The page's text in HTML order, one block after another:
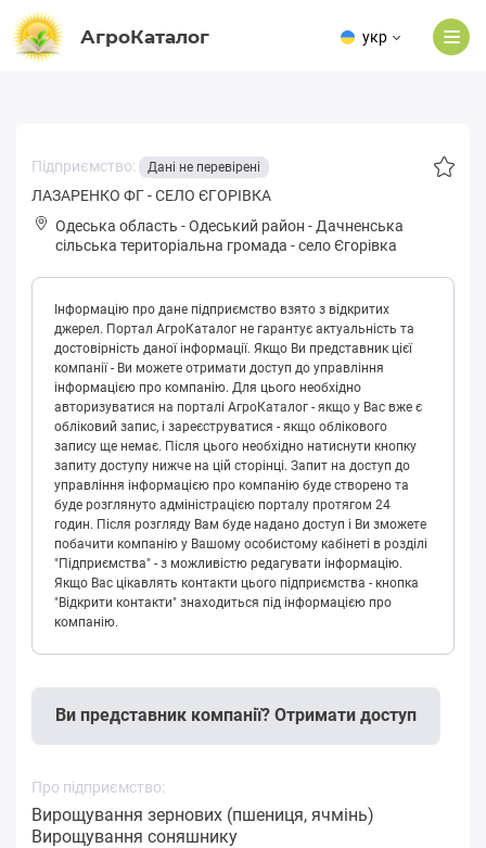
АгроКаталог укр
Підприємство: Дані не перевірені
ЛАЗАРЕНКО ФГ - СЕЛО ЄГОРІВКА
Одеська область -Одеський район - Дaчнeнськa
сільська територіальна громада -село Єгорівка
Інформацію про дане підприємство взято з відкритих
джерел. Портал АгроКаталог не гарантує актуальність та
достовірність даної інформації. Якщо Ви представник цієї
компанії - Ви можете отримати доступ до управління
інформацією про компанію. Для цього необхідно
авторизуватися на порталі АгроКаталог - якщо у Вас вже є
обліковий запис, і зареєструватися - якщо облікового
запису ще немає. Після цього необхідно натиснути кнопку
запиту доступу нижче на цій сторінці. Запит на доступ до
управління інформацією про компанію буде створено та
буде розглянуто адміністрацією порталу протягом 24
годин. Після розгляду Вам буде надано доступ і Ви зможете
побачити компанію у Вашому особистому кабінеті в розділі
"Підприємства" - з можливістю редагувати інформацію.
Якщо Вас цікавлять контакти цього підприємства - кнопка
"Відкрити контакти" знаходиться під інформацією про
компанію.
Ви представник компанії? Отримати доступ
Про підприємство:
Вирощування зернових (пшениця, ячмінь)
Вирощування соняшнику